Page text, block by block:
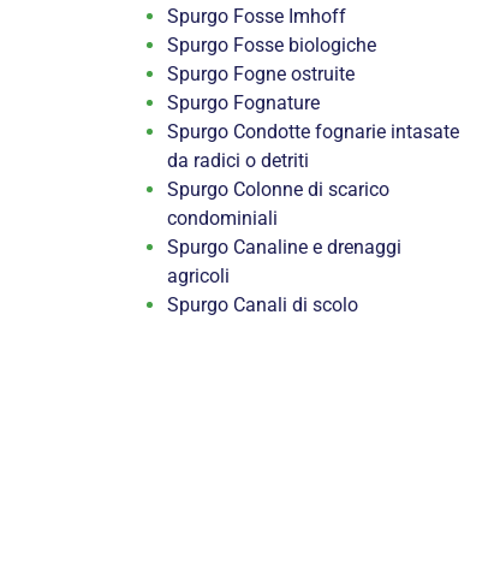
Spurgo Fosse Imhoff
Spurgo Fosse biologiche
Spurgo Fogne ostruite
Spurgo Fognature
Spurgo Condotte fognarie intasate
da radici o detriti
Spurgo Colonne di scarico
condominiali
Spurgo Canaline e drenaggi
agricoli
Spurgo Canali di scolo